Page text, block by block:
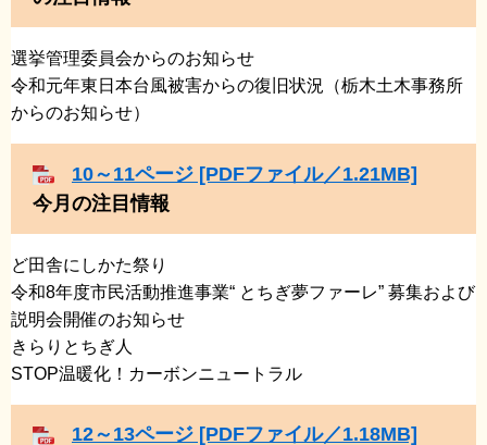
選挙管理委員会からのお知らせ
​令和元年東日本台風被害からの復旧状況（栃木土木事務所
からのお知らせ）
10～11ページ [PDFファイル／1.21MB]
今月の注目情報
ど田舎にしかた祭り
​令和8年度市民活動推進事業“ とちぎ夢ファーレ” 募集および
説明会開催のお知らせ
きらりとちぎ人
​STOP温暖化！カーボンニュートラル
12～13ページ [PDFファイル／1.18MB]